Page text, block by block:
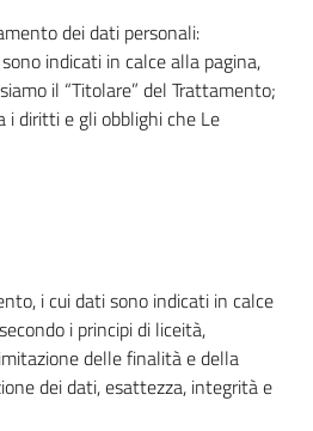
dei dati personali:
indicati in calce alla pagina,
il “Titolare” del Trattamento;
i diritti e gli obblighi che Le
i cui dati sono indicati in calce
i principi di liceità,
delle finalità e della
dei dati, esattezza, integrità e